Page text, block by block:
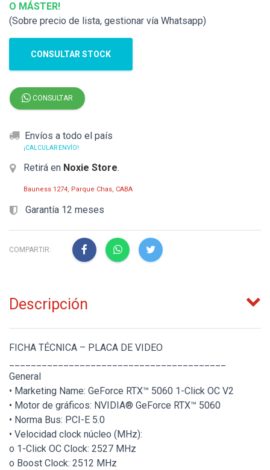
O MÁSTER!
(Sobre precio de lista, gestionar vía Whatsapp)
CONSULTAR STOCK
CONSULTAR
Envíos a todo el país
¡CALCULAR ENVÍO!
Retirá en Noxie Store.
Bauness 1274, Parque Chas, CABA
Garantía 12 meses
COMPARTIR:
Descripción
FICHA TÉCNICA – PLACA DE VIDEO
General
• Marketing Name: GeForce RTX™ 5060 1-Click OC V2
• Motor de gráficos: NVIDIA® GeForce RTX™ 5060
• Norma Bus: PCI-E 5.0
• Velocidad clock núcleo (MHz):
o 1-Click OC Clock: 2527 MHz
o Boost Clock: 2512 MHz